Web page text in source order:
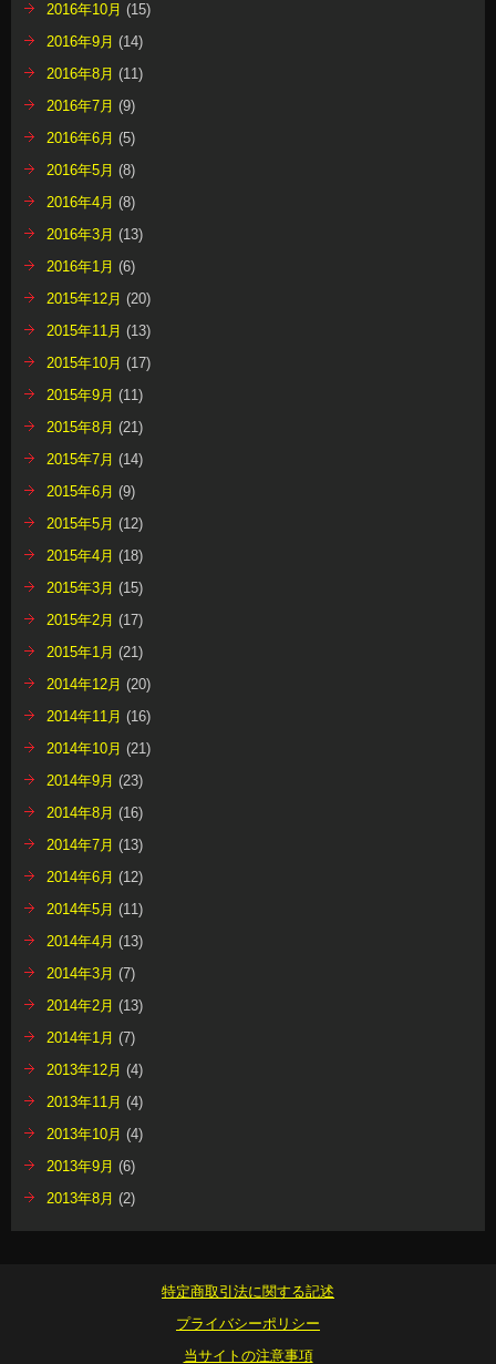
2016年10月 (15)
2016年9月 (14)
2016年8月 (11)
2016年7月 (9)
2016年6月 (5)
2016年5月 (8)
2016年4月 (8)
2016年3月 (13)
2016年1月 (6)
2015年12月 (20)
2015年11月 (13)
2015年10月 (17)
2015年9月 (11)
2015年8月 (21)
2015年7月 (14)
2015年6月 (9)
2015年5月 (12)
2015年4月 (18)
2015年3月 (15)
2015年2月 (17)
2015年1月 (21)
2014年12月 (20)
2014年11月 (16)
2014年10月 (21)
2014年9月 (23)
2014年8月 (16)
2014年7月 (13)
2014年6月 (12)
2014年5月 (11)
2014年4月 (13)
2014年3月 (7)
2014年2月 (13)
2014年1月 (7)
2013年12月 (4)
2013年11月 (4)
2013年10月 (4)
2013年9月 (6)
2013年8月 (2)
特定商取引法に関する記述
プライバシーポリシー
当サイトの注意事項